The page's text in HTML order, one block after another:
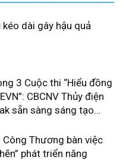
dài gây hậu quả
3 Cuộc thi “Hiểu đồng
CBCNV Thủy điện
sẵn sàng sáng tạo...
Công Thương bàn việc
phát triển năng